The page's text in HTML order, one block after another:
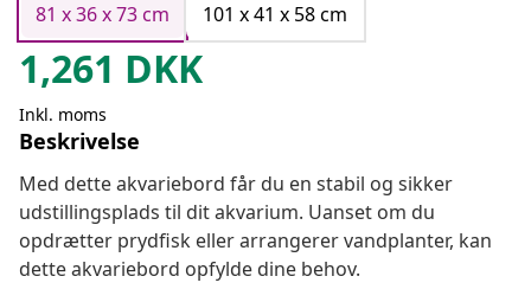
81 x 36 x 73 cm
101 x 41 x 58 cm
1,261 DKK
Inkl. moms
Beskrivelse
Med dette akvariebord får du en stabil og sikker
udstillingsplads til dit akvarium. Uanset om du
opdrætter prydfisk eller arrangerer vandplanter, kan
dette akvariebord opfylde dine behov.